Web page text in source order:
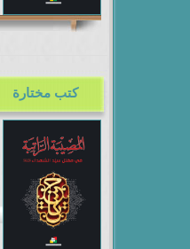
كتب مختارة